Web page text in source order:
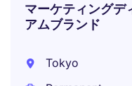
マーケティングデ
アムブランド
Tokyo